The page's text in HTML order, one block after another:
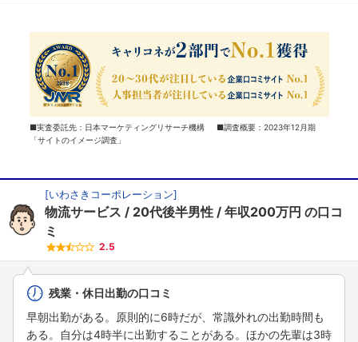
■実査委託先：日本マーケティングリサーチ機構 ■調査概要：2023年12月期
「サイトのイメージ調査」
[いわさきコーポレーション]
物流サービス 20代後半男性 年収200万円 の口コ
ミ
2.5
残業・休日出勤の口コミ
早朝出勤がある。原則的に6時だが、常識外れの出勤時間も
ある。自分は4時半に出勤することがある。ほかの先輩は3時